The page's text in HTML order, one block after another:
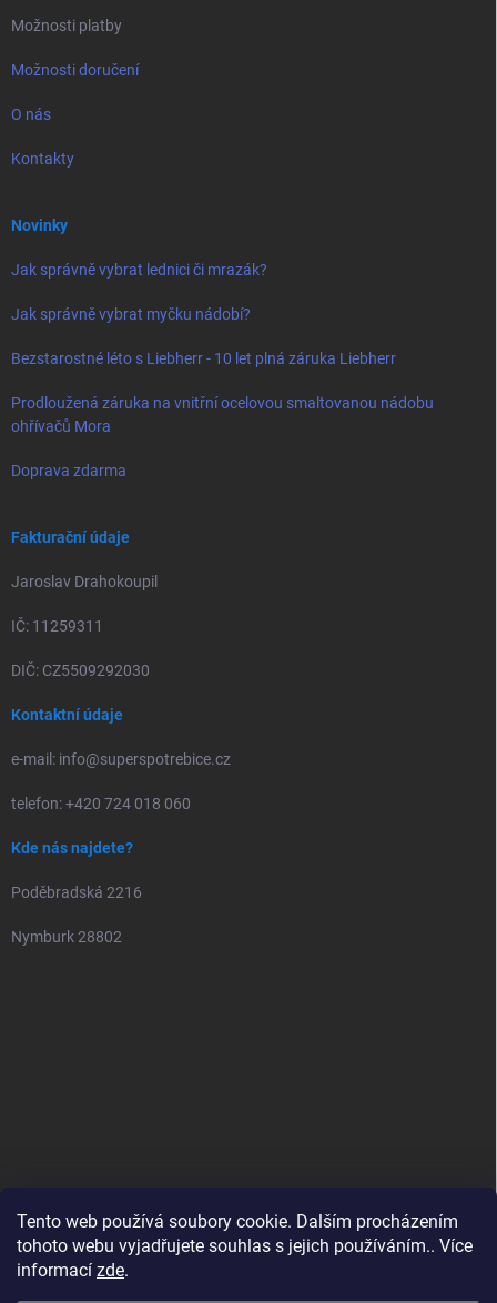
Tento web používá soubory cookie. Dalším procházením
tohoto webu vyjadřujete souhlas s jejich používáním.. Více
informací zde.
Možnosti platby
Možnosti doručení
O nás
Kontakty
Novinky
Jak správně vybrat lednici či mrazák?
Jak správně vybrat myčku nádobí?
Bezstarostné léto s Liebherr - 10 let plná záruka Liebherr
Prodloužená záruka na vnitřní ocelovou smaltovanou nádobu
ohřívačů Mora
Doprava zdarma
Fakturační údaje
Jaroslav Drahokoupil
IČ: 11259311
DIČ: CZ5509292030
Kontaktní údaje
e-mail: info@superspotrebice.cz
telefon: +420 724 018 060
Kde nás najdete?
Poděbradská 2216
Nymburk 28802